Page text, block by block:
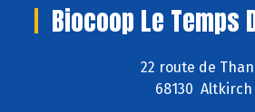
Biocoop Le Temps
22 route de
68130 Altkirch